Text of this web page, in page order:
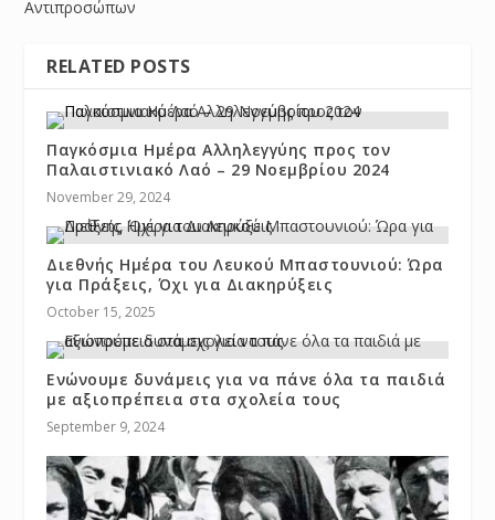
Αντιπροσώπων
RELATED POSTS
Παγκόσμια Ημέρα Αλληλεγγύης προς τον
Παλαιστινιακό Λαό – 29 Νοεμβρίου 2024
November 29, 2024
Διεθνής Ημέρα του Λευκού Μπαστουνιού: Ώρα
για Πράξεις, Όχι για Διακηρύξεις
October 15, 2025
Ενώνουμε δυνάμεις για να πάνε όλα τα παιδιά
με αξιοπρέπεια στα σχολεία τους
September 9, 2024